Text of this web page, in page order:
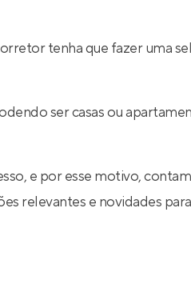
tenha que fazer uma
ser casas ou
e por esse motivo,
relevantes e novidades